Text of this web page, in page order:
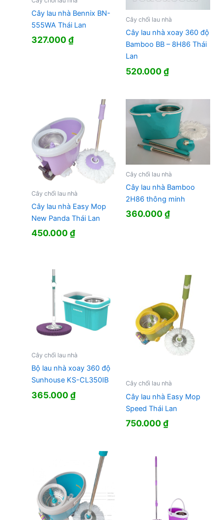
Cây lau nhà Bennix BN-
555WA Thái Lan
327.000₫
Cây chổi lau nhà
Cây lau nhà xoay 360 độ
Bamboo BB – 8H86 Thái
Lan
520.000₫
Cây chổi lau nhà
Cây lau nhà Easy Mop
New Panda Thái Lan
450.000₫
Cây chổi lau nhà
Cây lau nhà Bamboo
2H86 thông minh
360.000₫
Cây chổi lau nhà
Bộ lau nhà xoay 360 độ
Sunhouse KS-CL350IB
365.000₫
Cây chổi lau nhà
Cây lau nhà Easy Mop
Speed Thái Lan
750.000₫